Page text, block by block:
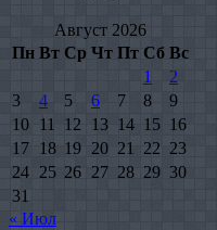
Август 2026
Пн Вт Ср Чт Пт Сб Вс
1
2
3
4 5 6 7 8
9
10 11 12 13 14 15 16
17
18 19 20 21 22 23
24 25 26 27 28 29 30
31
« Июл